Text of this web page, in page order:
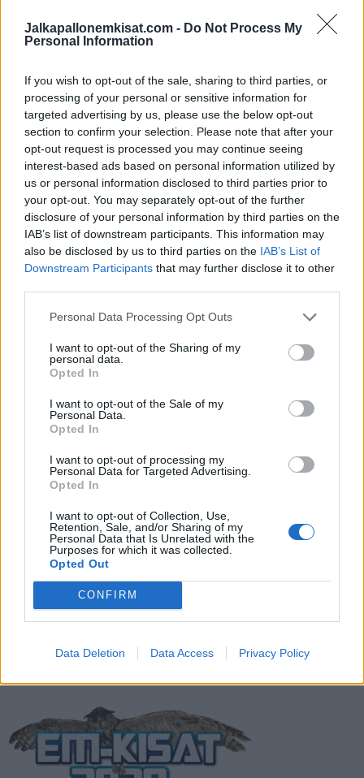
Jalkapallonemkisat.com - Do Not Process My
Personal Information
If you wish to opt-out of the sale, sharing to third parties, or
processing of your personal or sensitive information for
targeted advertising by us, please use the below opt-out
section to confirm your selection. Please note that after your
opt-out request is processed you may continue seeing
interest-based ads based on personal information utilized by
us or personal information disclosed to third parties prior to
your opt-out. You may separately opt-out of the further
disclosure of your personal information by third parties on the
IAB’s list of downstream participants. This information may
also be disclosed by us to third parties on the IAB’s List of
Downstream Participants that may further disclose it to other
Personal Data Processing Opt Outs
I want to opt-out of the Sharing of my
personal data.
Opted In
I want to opt-out of the Sale of my
Personal Data.
Opted In
I want to opt-out of processing my
Personal Data for Targeted Advertising.
Opted In
I want to opt-out of Collection, Use,
Retention, Sale, and/or Sharing of my
Personal Data that Is Unrelated with the
Purposes for which it was collected.
Opted Out
CONFIRM
Data Deletion Data Access Privacy Policy
joukkueelleen kuusi maalia ja syöttänyt neljä.
luhistui kentälle, ottelua ei pelattu loppuun
Edellinen artikkeli
Pelottava tilanne Serie A:ssa –
AS Roman pelaaja luhistui
kentälle, ottelua ei pelattu
Seuraava artikkeli
Leverkusen ei vain osaa hävitä –
nousi viime hetkellä tasoihin
Eurooppa-liigassa
Suomen MM-karsintojen näkymät –
analyysi
näin katsot ottelun
Jalkapallon U21 EM-kisat 2025 – tässä
otteluohjelma ja Suomen joukkue